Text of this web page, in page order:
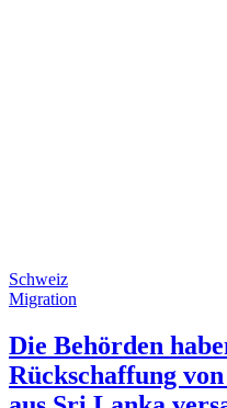
Schweiz
Migration
Die Behörden
Rückschaffung